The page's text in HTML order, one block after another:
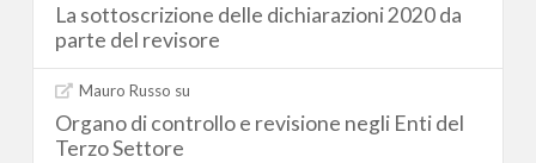
La sottoscrizione delle dichiarazioni 2020 da
parte del revisore
Mauro Russo su
Organo di controllo e revisione negli Enti del
Terzo Settore